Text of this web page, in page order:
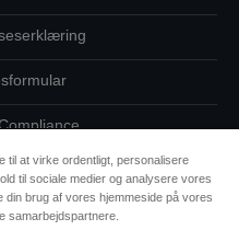
dine data
cookies
til at virke ordentligt, personalisere
til sociale medier og analysere vores
brug af vores hjemmeside på vores
samarbejdspartnere.